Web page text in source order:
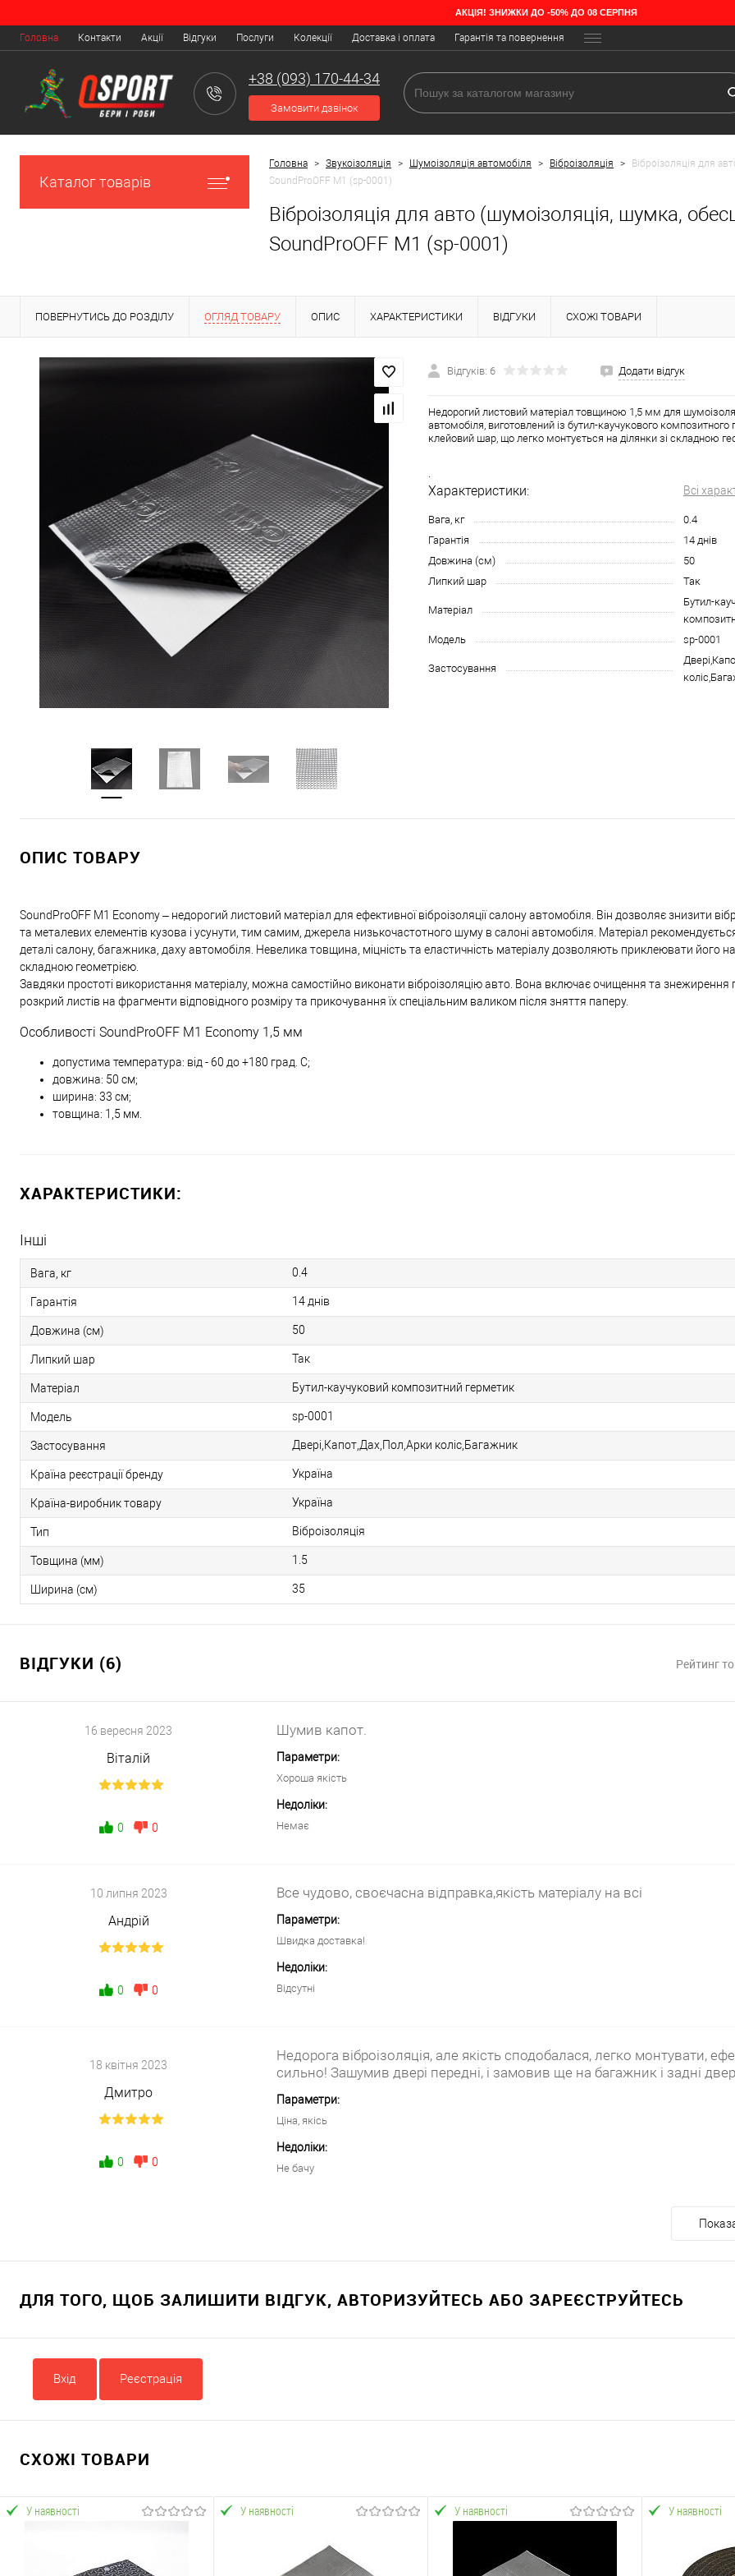
АКЦІЯ! ЗНИЖКИ ДО -50% ДО 08 СЕРПНЯ
Головна Контакти Акції Відгуки Послуги Колекції Доставка і оплата Гарантія та повернення
+38 (093) 170-44-34
Замовити дзвінок
Каталог товарів
Головна > Звукоізоляція > Шумоізоляція автомобіля > Віброізоляція >
Віброізоляція для
SoundProOFF M1 (sp-0001)
Віброізоляція для авто (шумоізоляція, шумка,
SoundProOFF M1 (sp-0001)
ПОВЕРНУТИСЬ ДО РОЗДІЛУ ОГЛЯД ТОВАРУ ОПИС ХАРАКТЕРИСТИКИ ВІДГУКИ СХОЖІ ТОВАРИ
Відгуків: 6 Додати відгук
Недорогий листовий матеріал товщиною 1,5 мм для
автомобіля, виготовлений із бутил-каучукового композитного
клейовий шар, що легко монтується на ділянки зі складною
Характеристики: Всі
Вага, кг
0.4
Гарантія
14 днів
Довжина (см)
50
Липкий шар
Так
Матеріал
Бутил-
Модель
sp-0001
Застосування
ОПИС ТОВАРУ
SoundProOFF M1 Economy – недорогий листовий матеріал для ефективної віброізоляції салону автомобіля. Він дозволяє знизити
та металевих елементів кузова і усунути, тим самим, джерела низькочастотного шуму в салоні автомобіля. Матеріал
деталі салону, багажника, даху автомобіля. Невелика товщина, міцність та еластичність матеріалу дозволяють приклеювати його на
складною геометрією.
Завдяки простоті використання матеріалу, можна самостійно виконати віброізоляцію авто. Вона включає очищення та знежирення
розкрий листів на фрагменти відповідного розміру та прикочування їх спеціальним валиком після зняття паперу.
Особливості SoundProOFF M1 Economy 1,5 мм
допустима температура: від - 60 до +180 град. С;
довжина: 50 см;
ширина: 33 см;
товщина: 1,5 мм.
ХАРАКТЕРИСТИКИ:
Інші
Вага, кг 0.4
Гарантія 14 днів
Довжина (см) 50
Липкий шар Так
Матеріал Бутил-каучуковий композитний герметик
Модель sp-0001
Застосування Двері,Капот,Дах,Пол,Арки коліс,Багажник
Країна реєстрації бренду Україна
Країна-виробник товару Україна
Тип Віброізоляція
Товщина (мм) 1.5
Ширина (см) 35
ВІДГУКИ (6) Рейтинг
16 вересня 2023
Віталій
0 0
Шумив капот.
Параметри:
Хороша якість
Недоліки:
Немає
10 липня 2023
Андрій
0 0
Все чудово, своєчасна відправка,якість матеріалу на всі
Параметри:
Швидка доставка!
Недоліки:
Відсутні
18 квітня 2023
Дмитро
0 0
Недорога віброізоляція, але якість сподобалася, легко монтувати,
сильно! Зашумив двері передні, і замовив ще на багажник і задні
Параметри:
Ціна, якісь
Недоліки:
Не бачу
ДЛЯ ТОГО, ЩОБ ЗАЛИШИТИ ВІДГУК, АВТОРИЗУЙТЕСЬ АБО ЗАРЕЄСТРУЙТЕСЬ
Вхід Реєстрація
СХОЖІ ТОВАРИ
У наявності У наявності У наявності У наявності